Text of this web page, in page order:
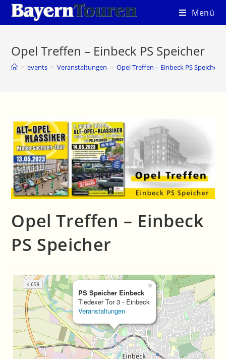
Zum
Inhalt
Menü
Opel Treffen – Einbeck PS Speicher
> events > Veranstaltungen > Opel Treffen – Einbeck PS Speicher
Opel Treffen – Einbeck
PS Speicher
PS Speicher Einbeck
Tiedexer Tor 3 - Einbeck
Veranstaltungen
×